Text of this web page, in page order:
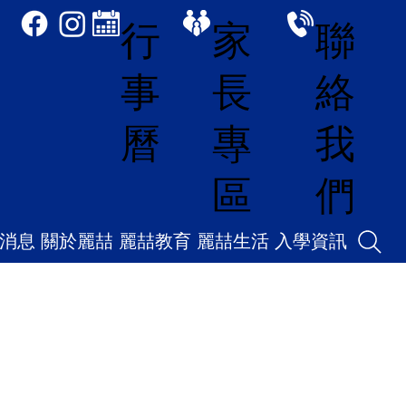
行
事
曆
家
長
專
區
聯
絡
我
們
息 關於麗喆 麗喆教育 麗喆生活 入學資訊